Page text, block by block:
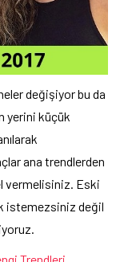
değişiyor bu da
yerini küçük
ana trendlerden
vermelisiniz. Eski
istemezsiniz değil